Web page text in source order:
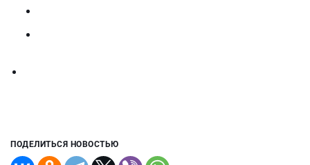
ПОДЕЛИТЬСЯ НОВОСТЬЮ